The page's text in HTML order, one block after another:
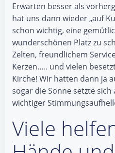
Erwarten besser als
hat uns dann wieder „auf
schon wichtig, eine
wunderschönen Platz zu
Zelten, freundlichem
Kerzen….. und vielen
Kirche! Wir hatten dann ja
sogar die Sonne setzte
wichtiger
Viele